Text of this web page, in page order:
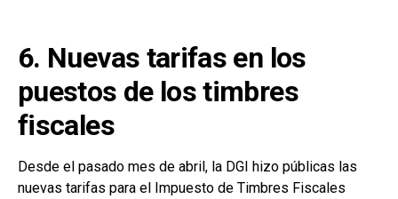
6. Nuevas tarifas en los
puestos de los timbres
fiscales
Desde el pasado mes de abril, la DGI hizo públicas las
nuevas tarifas para el Impuesto de Timbres Fiscales